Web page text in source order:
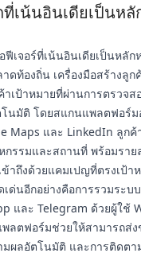
เน้นอินเดียเป็นหลั
ฟีเจอร์ที่เน้นอินเดียเป็นหลัก
ดท้องถิ่น เครื่องมือสร้างลูก
เป้าหมายที่ผ่านการตรวจส
นมัติ โดยสแกนแพลตฟอร์ม
Maps และ LinkedIn ลูกค้
รรมและสถานที่ พร้อมราย
าถึงด้วยแคมเปญที่ตรงเป้า
ด่นอีกอย่างคือการรวมระบ
และ Telegram ด้วยผู้ใช้
ลตฟอร์มช่วยให้สามารถส่
มผลอัตโนมัติ และการติดต